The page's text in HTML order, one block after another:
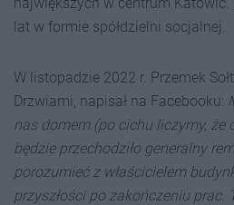
lat w formie spółdzielni socjalnej.
W listopadzie 2022 r. Przemek
Drzwiami, napisał na Facebooku:
nas domem (po cichu liczymy, że
będzie przechodziło generalny
porozumieć z właścicielem
przyszłości po zakończeniu prac.